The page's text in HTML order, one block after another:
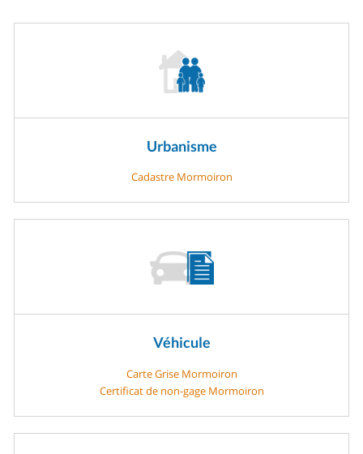
Urbanisme
Cadastre Mormoiron
Véhicule
Carte Grise Mormoiron
Certificat de non-gage Mormoiron